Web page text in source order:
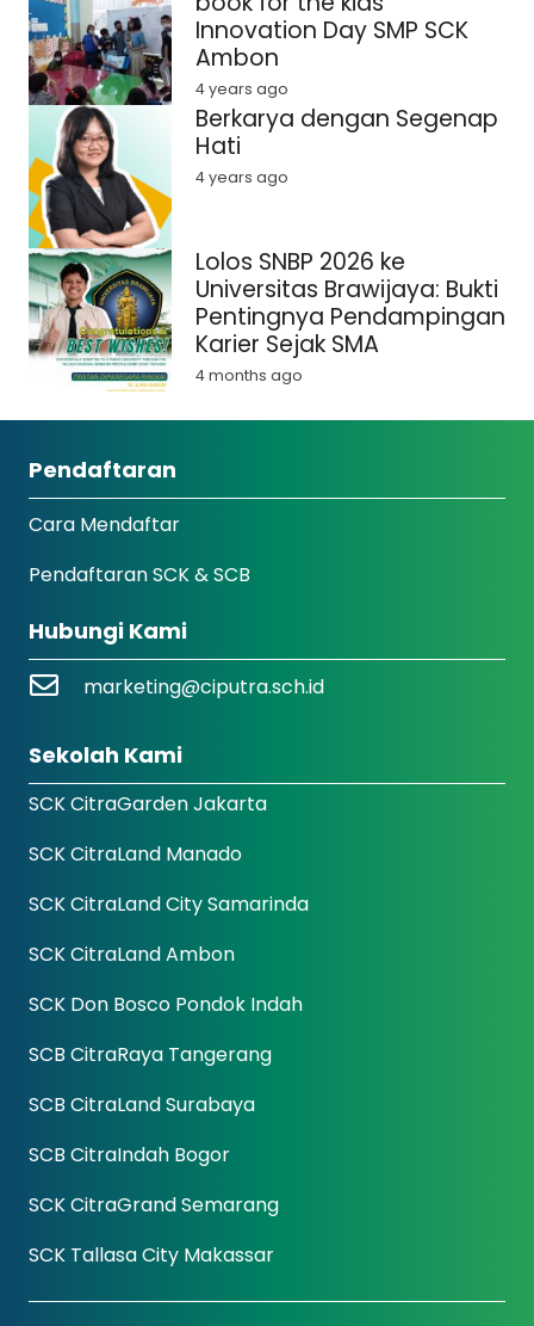
Innovation Day SMP SCK
Ambon
4 years ago
Berkarya dengan Segenap
Hati
4 years ago
Lolos SNBP 2026 ke
Universitas Brawijaya: Bukti
Pentingnya Pendampingan
Karier Sejak SMA
4 months ago
Pendaftaran
Cara Mendaftar
Pendaftaran SCK & SCB
Hubungi Kami
marketing@ciputra.sch.id
Sekolah Kami
SCK CitraGarden Jakarta
SCK CitraLand Manado
SCK CitraLand City Samarinda
SCK CitraLand Ambon
SCK Don Bosco Pondok Indah
SCB CitraRaya Tangerang
SCB CitraLand Surabaya
SCB CitraIndah Bogor
SCK CitraGrand Semarang
SCK Tallasa City Makassar